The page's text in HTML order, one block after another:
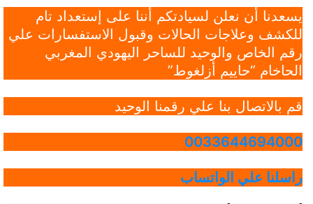
يسعدنا أن نعلن لسيادتكم أننا على إستعداد تام
للكشف وعلاجات الحالات وقبول الاستفسارات علي
رقم الخاص والوحيد للساحر اليهودي المغربي
الحاخام “حاييم أزلغوط”
قم بالاتصال بنا علي رقمنا الوحيد
0033644694000
راسلنا علي الواتساب